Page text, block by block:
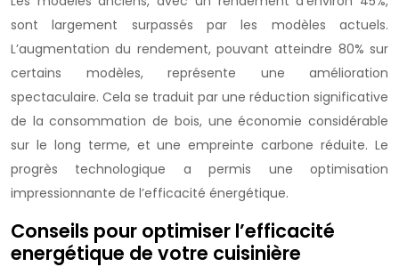
sont largement surpassés par les modèles actuels.
L’augmentation du rendement, pouvant atteindre 80% sur
certains modèles, représente une amélioration
spectaculaire. Cela se traduit par une réduction significative
de la consommation de bois, une économie considérable
sur le long terme, et une empreinte carbone réduite. Le
progrès technologique a permis une optimisation
impressionnante de l’efficacité énergétique.
Conseils pour optimiser l’efficacité
energétique de votre cuisinière